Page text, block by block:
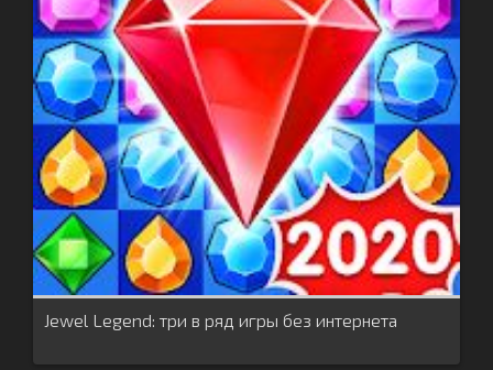
Jewel Legend: три в ряд игры без интернета